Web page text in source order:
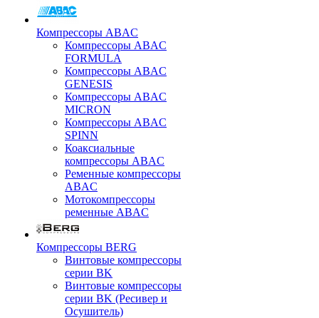
Компрессоры ABAC
Компрессоры ABAC
FORMULA
Компрессоры ABAC
GENESIS
Компрессоры ABAC
MICRON
Компрессоры ABAC
SPINN
Коаксиальные
компрессоры ABAC
Ременные компрессоры
ABAC
Мотокомпрессоры
ременные ABAC
Компрессоры BERG
Винтовые компрессоры
серии BK
Винтовые компрессоры
серии BK (Ресивер и
Осушитель)